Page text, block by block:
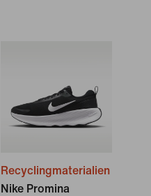
Recyclingmaterialien
Nike Promina